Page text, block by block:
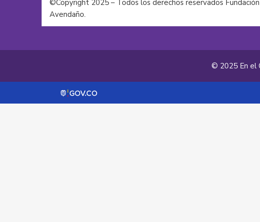
©Copyright 2025 – Todos los derechos reservados
Avendaño.
© 2025 En el